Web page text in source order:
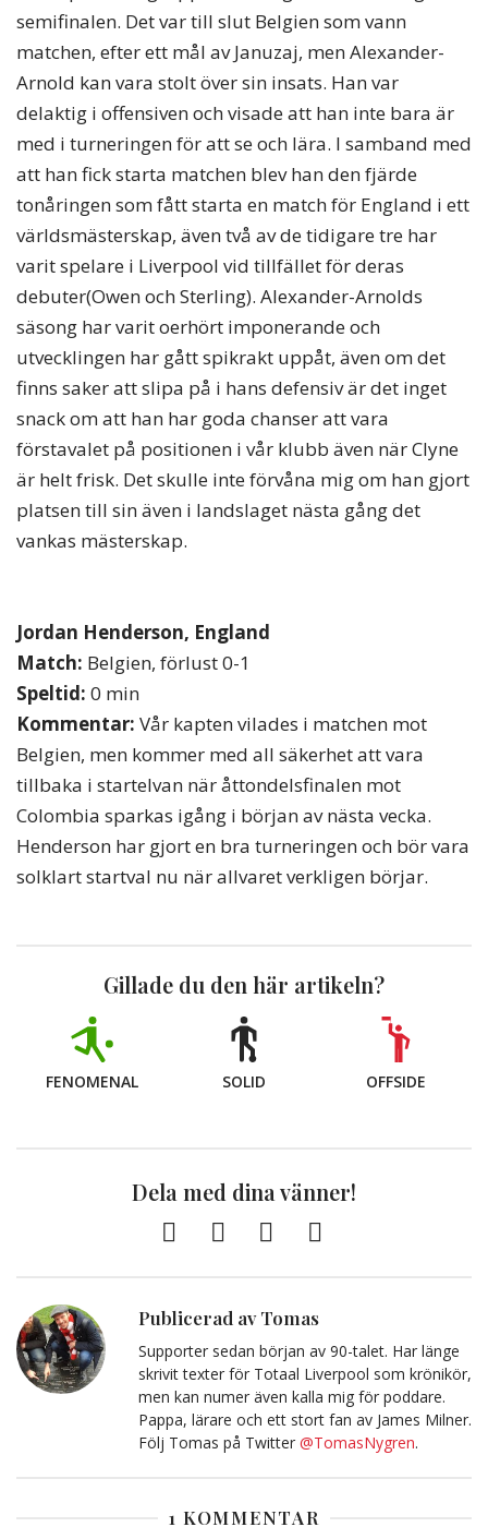
semifinalen. Det var till slut Belgien som vann
matchen, efter ett mål av Januzaj, men Alexander-
Arnold kan vara stolt över sin insats. Han var
delaktig i offensiven och visade att han inte bara är
med i turneringen för att se och lära. I samband med
att han fick starta matchen blev han den fjärde
tonåringen som fått starta en match för England i ett
världsmästerskap, även två av de tidigare tre har
varit spelare i Liverpool vid tillfället för deras
debuter(Owen och Sterling). Alexander-Arnolds
säsong har varit oerhört imponerande och
utvecklingen har gått spikrakt uppåt, även om det
finns saker att slipa på i hans defensiv är det inget
snack om att han har goda chanser att vara
förstavalet på positionen i vår klubb även när Clyne
är helt frisk. Det skulle inte förvåna mig om han gjort
platsen till sin även i landslaget nästa gång det
vankas mästerskap.
Jordan Henderson, England
Match: Belgien, förlust 0-1
Speltid: 0 min
Kommentar: Vår kapten vilades i matchen mot
Belgien, men kommer med all säkerhet att vara
tillbaka i startelvan när åttondelsfinalen mot
Colombia sparkas igång i början av nästa vecka.
Henderson har gjort en bra turneringen och bör vara
solklart startval nu när allvaret verkligen börjar.
Gillade du den här artikeln?
FENOMENAL SOLID OFFSIDE
Dela med dina vänner!
FacebookTwitter
Kopiera
till
Publicerad av Tomas
Supporter sedan början av 90-talet. Har länge
skrivit texter för Totaal Liverpool som krönikör,
men kan numer även kalla mig för poddare.
Pappa, lärare och ett stort fan av James Milner.
Följ Tomas på Twitter @TomasNygren.
1 KOMMENTAR